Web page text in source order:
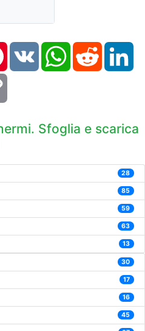
PinterestVK WhatsAppReddit
Sfoglia e scarica
28
85
59
63
13
30
17
16
45